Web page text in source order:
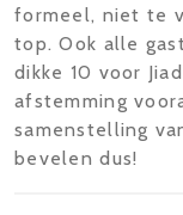
formeel, niet te
top. Ook alle
dikke 10 voor
afstemming
samenstelling
bevelen dus!